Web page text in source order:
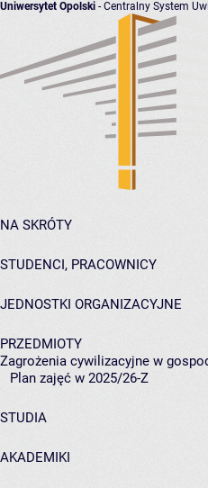
Uniwersytet Opolski - Centralny System
NA SKRÓTY
STUDENCI, PRACOWNICY
JEDNOSTKI ORGANIZACYJNE
PRZEDMIOTY
Zagrożenia cywilizacyjne w
Plan zajęć w 2025/26-Z
STUDIA
AKADEMIKI